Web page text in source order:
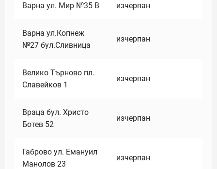
Варна ул. Мир №35 В изчерпан
Варна ул.Копнеж
№27 бул.Сливница
изчерпан
Велико Търново пл.
Славейков 1
изчерпан
Враца бул. Христо
Ботев 52
изчерпан
Габрово ул. Емануил
Манолов 23
изчерпан